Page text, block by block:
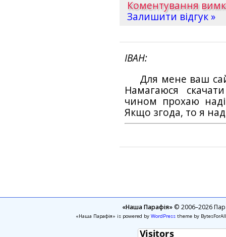
Коментування
Залишити відгук »
ІВАН
Для мене ваш
Намагаюся
чином прохаю
Якщо згода, то я
«Наша Парафія»© 2006–2026
«Наша Парафія» is powered by WordPresstheme by